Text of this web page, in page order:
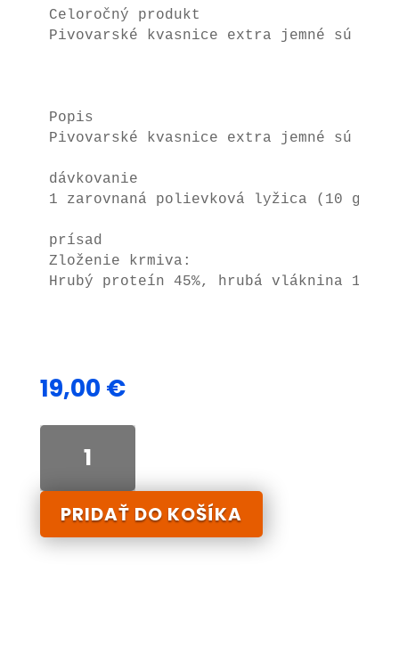
Celoročný produkt
Pivovarské kvasnice extra jemné sú
Popis
Pivovarské kvasnice extra jemné sú
dávkovanie
1 zarovnaná polievková lyžica (10 g)
prísad
Zloženie krmiva:
Hrubý proteín 45%, hrubá vláknina 1%
19,00 €
množstvo
Pivovarské
extra
jemnéPRIDAŤ DO KOŠÍKA